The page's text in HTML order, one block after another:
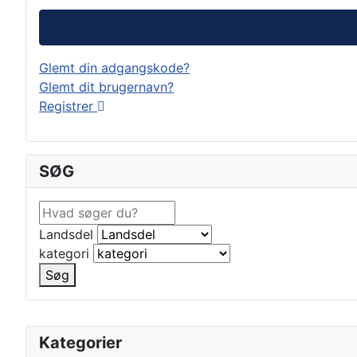
Kategorier
Glemt din adgangskode?
Glemt dit brugernavn?
Registrer
SØG
Landsdel
kategori
Søg